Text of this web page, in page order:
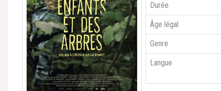
Durée
Âge légal
Genre
Langue